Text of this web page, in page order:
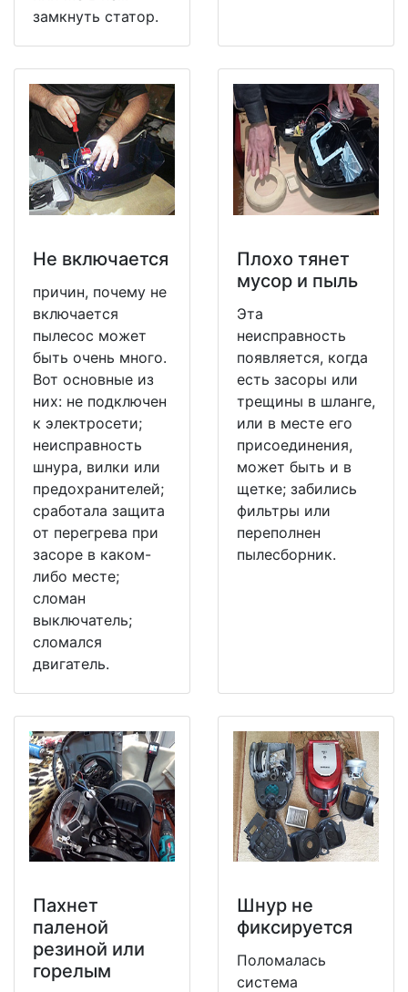
замкнуть статор.
Не включается
причин, почему не
включается
пылесос может
быть очень много.
Вот основные из
них: не подключен
к электросети;
неисправность
шнура, вилки или
предохранителей;
сработала защита
от перегрева при
засоре в каком-
либо месте;
сломан
выключатель;
сломался
двигатель.
Плохо тянет
мусор и пыль
Эта
неисправность
появляется, когда
есть засоры или
трещины в шланге,
или в месте его
присоединения,
может быть и в
щетке; забились
фильтры или
переполнен
пылесборник.
Пахнет
паленой
резиной или
горелым
Шнур не
фиксируется
Поломалась
система